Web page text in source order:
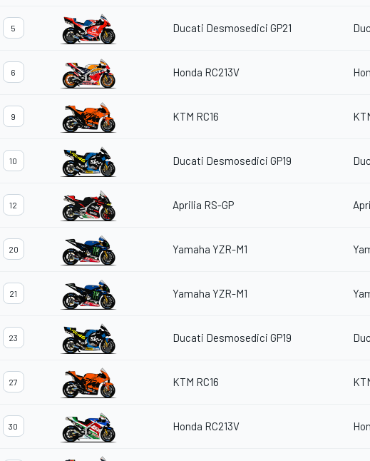
5 Ducati Desmosedici GP21
6 Honda RC213V
9 KTM RC16
10 Ducati Desmosedici GP19
12 Aprilia RS-GP
20 Yamaha YZR-M1
21 Yamaha YZR-M1
23 Ducati Desmosedici GP19
27 KTM RC16
30 Honda RC213V